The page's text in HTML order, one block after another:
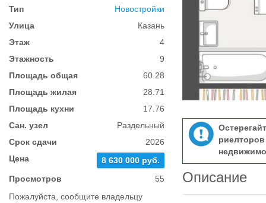
Тип
Новостройки
Улица
Казань
Этаж
4
Этажность
9
Площадь общая
60.28
Площадь жилая
28.71
Площадь кухни
17.76
Сан. узел
Раздельный
Срок сдачи
2026
Цена
8 630 000 руб.
Просмотров
55
Пожалуйста, сообщите владельцу
Описание